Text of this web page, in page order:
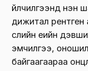
үйлчилгээнд нэн
дижитал рентген
сүүлийн үеийн
эмчилгээ,
байгаагаараа